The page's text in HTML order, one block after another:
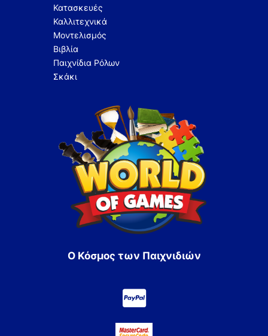
Κατασκευές
Καλλιτεχνικά
Μοντελισμός
Βιβλία
Παιχνίδια Ρόλων
Σκάκι
Ο Κόσμος των Παιχνιδιών